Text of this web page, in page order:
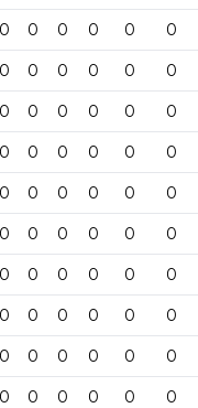
0 0 0 0 0 0
0 0 0 0 0 0
0 0 0 0 0 0
0 0 0 0 0 0
0 0 0 0 0 0
0 0 0 0 0 0
0 0 0 0 0 0
0 0 0 0 0 0
0 0 0 0 0 0
0 0 0 0 0 0